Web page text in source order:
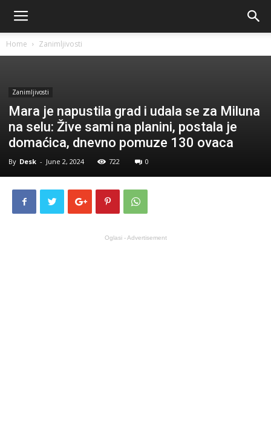
Home Zanimljivosti
Zanimljivosti
Mara je napustila grad i udala se za Miluna
na selu: Žive sami na planini, postala je
domaćica, dnevno pomuze 130 ovaca
By Desk - June 2, 2024 722 0
Oglasi - Advertisement